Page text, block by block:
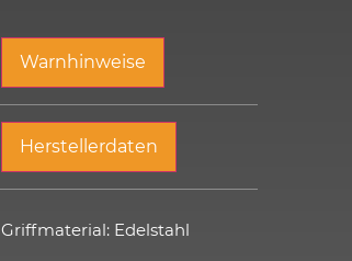
Warnhinweise
Herstellerdaten
Griffmaterial: Edelstahl